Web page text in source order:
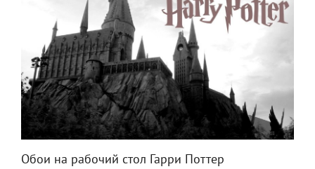
Обои на рабочий стол Гарри Поттер